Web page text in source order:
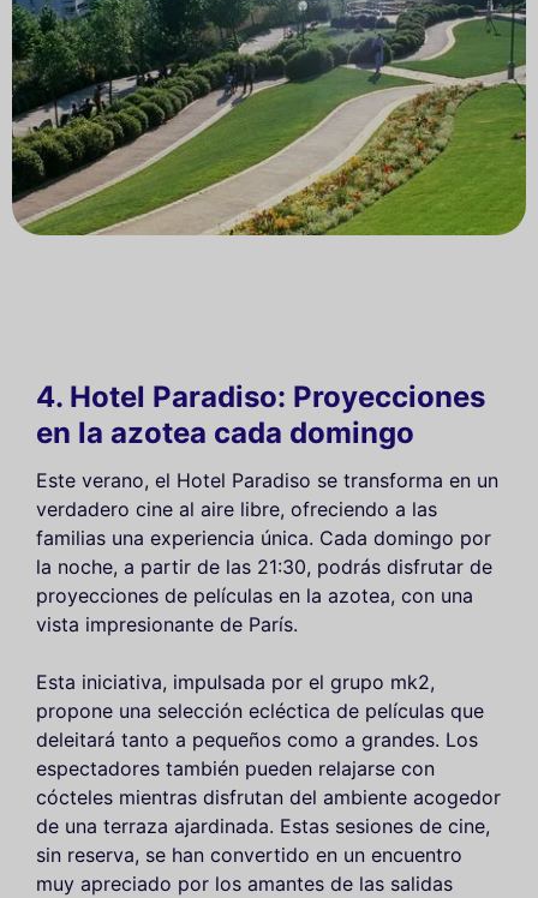
4. Hotel Paradiso: Proyecciones
en la azotea cada domingo
Este verano, el Hotel Paradiso se transforma en un
verdadero cine al aire libre, ofreciendo a las
familias una experiencia única. Cada domingo por
la noche, a partir de las 21:30, podrás disfrutar de
proyecciones de películas en la azotea, con una
vista impresionante de París.
Esta iniciativa, impulsada por el grupo mk2,
propone una selección ecléctica de películas que
deleitará tanto a pequeños como a grandes. Los
espectadores también pueden relajarse con
cócteles mientras disfrutan del ambiente acogedor
de una terraza ajardinada. Estas sesiones de cine,
sin reserva, se han convertido en un encuentro
muy apreciado por los amantes de las salidas